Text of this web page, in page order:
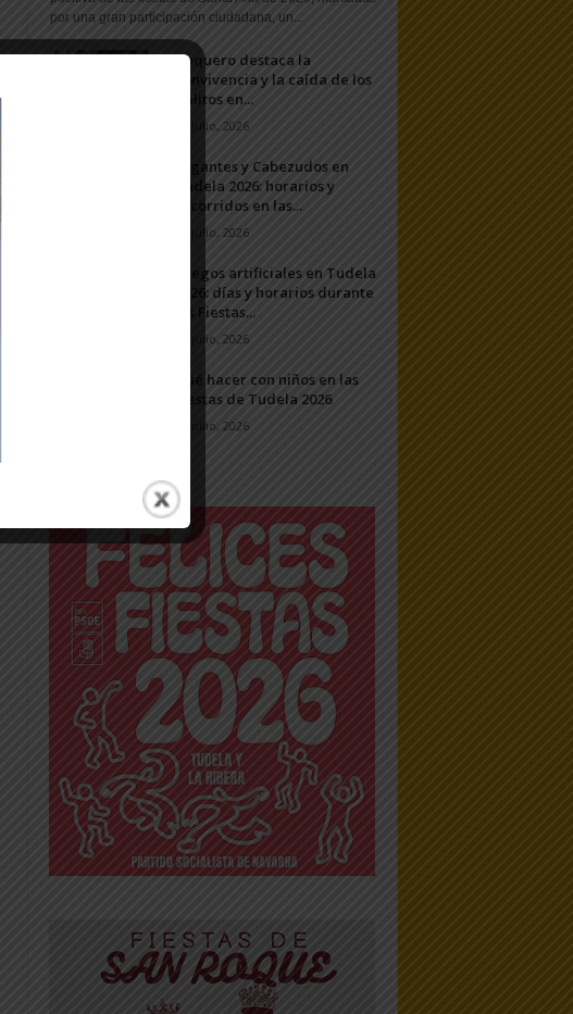
por una gran participación ciudadana, un...
Toquero destaca la
convivencia y la caída de los
delitos en...
31 julio, 2026
Gigantes y Cabezudos en
Tudela 2026: horarios y
recorridos en las...
25 julio, 2026
Fuegos artificiales en Tudela
2026: días y horarios durante
las Fiestas...
24 julio, 2026
Qué hacer con niños en las
Fiestas de Tudela 2026
23 julio, 2026